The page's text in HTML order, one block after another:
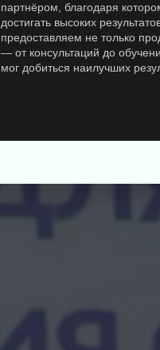
партнёром, благодаря
достигать высоких
предоставляем не только
— от консультаций до
мог добиться наилучших